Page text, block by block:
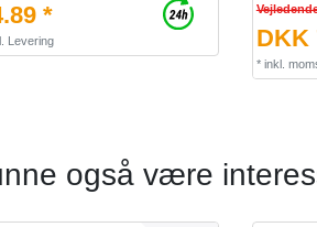
*
Levering DKK
* inkl.
også være